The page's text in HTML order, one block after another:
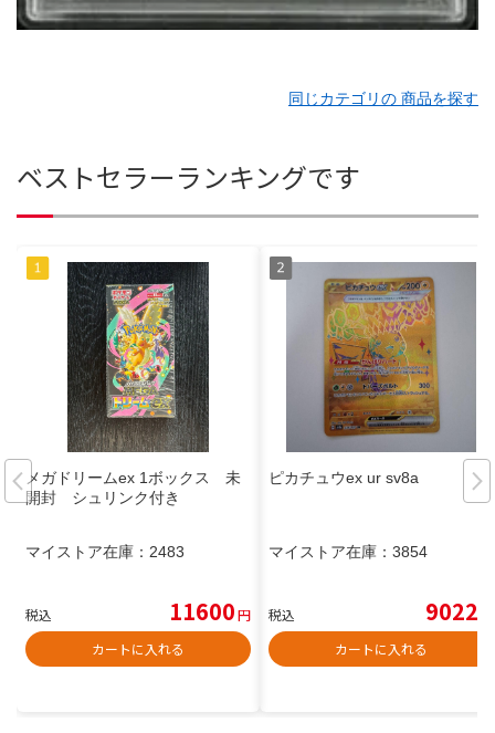
同じカテゴリの 商品を探す
ベストセラーランキングです
メガドリームex 1ボックス 未
開封 シュリンク付き
マイストア在庫： 2483
税込 11600円
カートに入れる
ピカチュウex ur sv8a
マイストア在庫： 3854
税込 9022
カートに入れる